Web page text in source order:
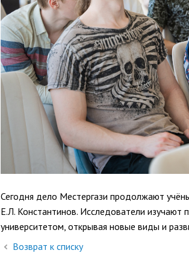
Сегодня дело Местергази продолжают
Е.Л. Константинов. Исследователи
университетом, открывая новые виды и
Возврат к списку